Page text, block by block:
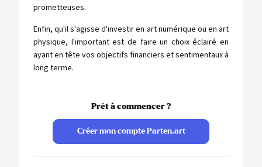
prometteuses.
Enfin, qu'il s'agisse d'investir en art numérique ou en art
physique, l'important est de faire un choix éclairé en
ayant en tête vos objectifs financiers et sentimentaux à
long terme.
Prêt à commencer ?
Créer mon compte Parten.art